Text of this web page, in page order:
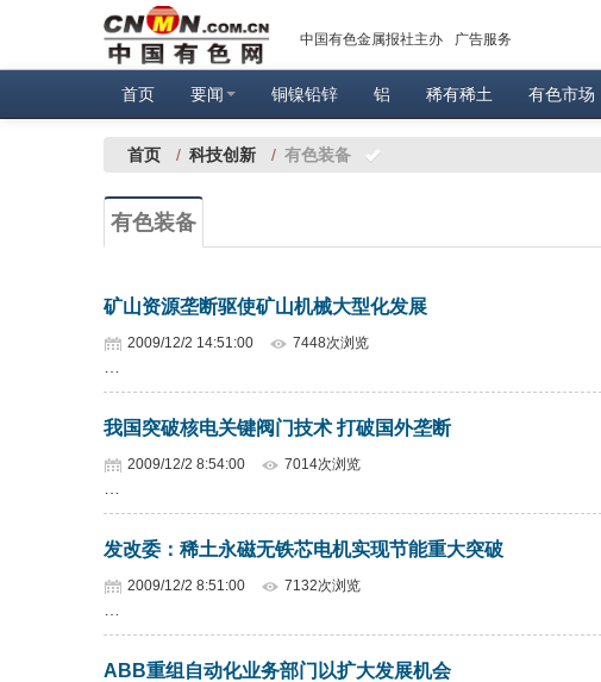
中国有色金属报社主办 广告服务
首页 要闻 铜镍铅锌 铝 稀有稀土 有色市场
首页 / 科技创新 / 有色装备
有色装备
矿山资源垄断驱使矿山机械大型化发展
2009/12/2 14:51:00 7448次浏览
我国突破核电关键阀门技术 打破国外垄断
2009/12/2 8:54:00 7014次浏览
发改委：稀土永磁无铁芯电机实现节能重大突破
2009/12/2 8:51:00 7132次浏览
ABB重组自动化业务部门以扩大发展机会